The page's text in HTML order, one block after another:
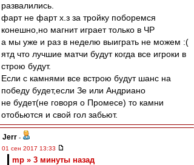
развалились.
фарт не фарт х.з за тройку поборемся
конешно,но магнит играет только в ЧР
а мы уже и раз в неделю выиграть не можем :(
ятд что лучшие матчи будут когда все игроки в
строю будут.
Если с камнями все встрою будут шанс на
победу будет,если Зе или Андриано
не будет(не говоря о Промесе) то камни
отобьются и свой гол забьют.
Jerr -
01 сен 2017 13:33
mp » 3 минуты назад